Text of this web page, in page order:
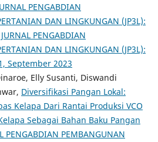
PENGABDIAN
DAN LINGKUNGAN (JP3L):
PENGABDIAN
DAN LINGKUNGAN (JP3L):
September 2023
Elly Susanti, Diswandi
Diversifikasi Pangan Lokal:
Kelapa Dari Rantai Produksi VCO
Sebagai Bahan Baku Pangan
PENGABDIAN PEMBANGUNAN